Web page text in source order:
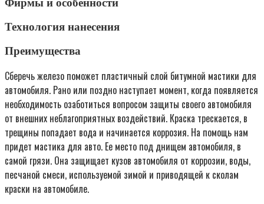
Фирмы и особенности
Технология нанесения
Преимущества
Сберечь железо поможет пластичный слой битумной мастики для
автомобиля. Рано или поздно наступает момент, когда появляется
необходимость озаботиться вопросом защиты своего автомобиля
от внешних неблагоприятных воздействий. Краска трескается, в
трещины попадает вода и начинается коррозия. На помощь нам
придет мастика для авто. Ее место под днищем автомобиля, в
самой грязи. Она защищает кузов автомобиля от коррозии, воды,
песчаной смеси, используемой зимой и приводящей к сколам
краски на автомобиле.